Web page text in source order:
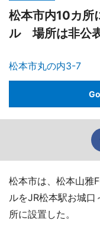
松本市内10カ所
ル 場所は非公
松本市丸の内3-7
松本市は、松本山雅
ルをJR松本駅お城口
所に設置した。